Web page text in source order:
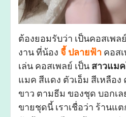
ต้องยอมรับว่า เป็นคอสเพล
งาน ที่น้อง จี้ ปลายฟ้า คอส
เล่น คอสเพลย์ เป็น สาวแม
แมค สีแดง ตัวเอ็ม สีเหลือ
ขาว ตามธีม ของชุด บอกเล
ขายชุดนี้ เราเชื่อว่า ร้านแ